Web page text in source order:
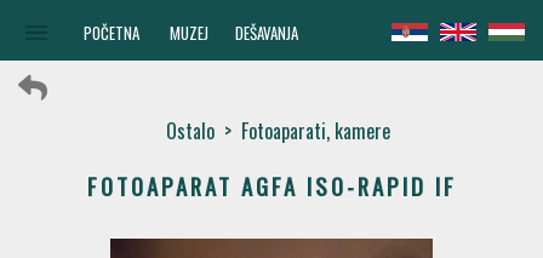
POČETNA MUZEJ DEŠAVANJA
Ostalo> Fotoaparati, kamere
FOTOAPARAT AGFA ISO-RAPID IF